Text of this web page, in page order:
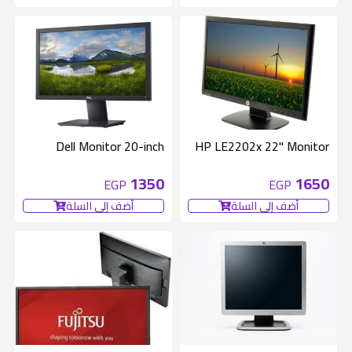
HP LE2202x 22" Monitor
1650
EGP
أضف إلى السلة
Dell Monitor 20-inch
1350
EGP
أضف إلى السلة